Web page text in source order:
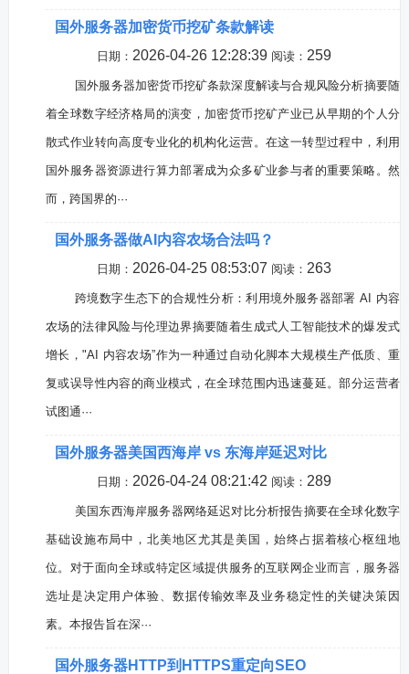
国外服务器加密货币挖矿条款解读
日期： 2026-04-26 12:28:39 阅读： 259
国外服务器加密货币挖矿条款深度解读与合规风险分析摘要随
着全球数字经济格局的演变，加密货币挖矿产业已从早期的个人分
散式作业转向高度专业化的机构化运营。在这一转型过程中，利用
国外服务器资源进行算力部署成为众多矿业参与者的重要策略。然
而，跨国界的···
国外服务器做AI内容农场合法吗？
日期： 2026-04-25 08:53:07 阅读： 263
跨境数字生态下的合规性分析：利用境外服务器部署 AI 内容
农场的法律风险与伦理边界摘要随着生成式人工智能技术的爆发式
增长，"AI 内容农场”作为一种通过自动化脚本大规模生产低质、重
复或误导性内容的商业模式，在全球范围内迅速蔓延。部分运营者
试图通···
国外服务器美国西海岸 vs 东海岸延迟对比
日期： 2026-04-24 08:21:42 阅读： 289
美国东西海岸服务器网络延迟对比分析报告摘要在全球化数字
基础设施布局中，北美地区尤其是美国，始终占据着核心枢纽地
位。对于面向全球或特定区域提供服务的互联网企业而言，服务器
选址是决定用户体验、数据传输效率及业务稳定性的关键决策因
素。本报告旨在深···
国外服务器HTTP到HTTPS重定向SEO